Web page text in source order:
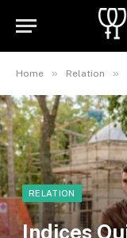
Home » Relation »
RELATION
Indices